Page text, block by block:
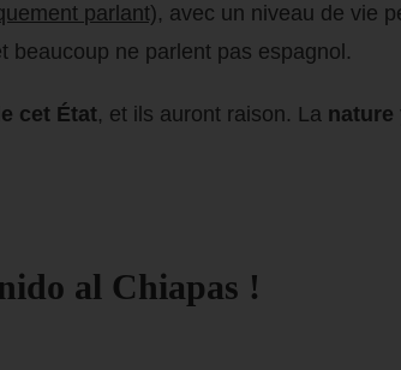
parlant), avec un niveau de vie
beaucoup ne parlent pas espagnol.
cet État, et ils auront raison. La nature
al Chiapas !